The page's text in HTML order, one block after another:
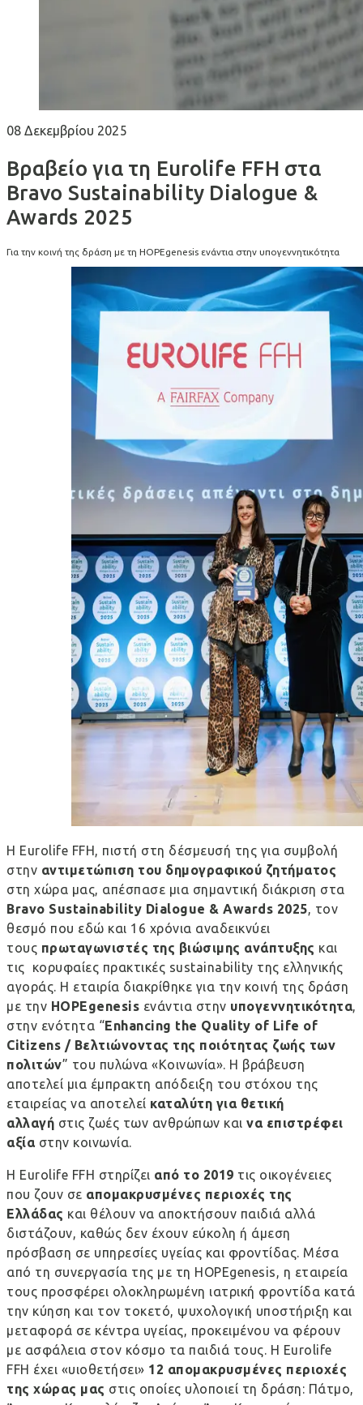
08 Δεκεμβρίου 2025
Βραβείο για τη Eurolife FFH στα
Bravo Sustainability Dialogue &
Awards 2025
Για την κοινή της δράση με τη HOPEgenesis ενάντια στην υπογεννητικότητα
Η Eurolife FFH, πιστή στη δέσμευσή της για συμβολή
στην αντιμετώπιση του δημογραφικού ζητήματος
στη χώρα μας, απέσπασε μια σημαντική διάκριση στα
Bravo Sustainability Dialogue & Awards 2025, τον
θεσμό που εδώ και 16 χρόνια αναδεικνύει
τους πρωταγωνιστές της βιώσιμης ανάπτυξης και
τις κορυφαίες πρακτικές sustainability της ελληνικής
αγοράς. Η εταιρία διακρίθηκε για την κοινή της δράση
με την HOPEgenesis ενάντια στην υπογεννητικότητα,
στην ενότητα “Enhancing the Quality of Life of
Citizens / Βελτιώνοντας της ποιότητας ζωής των
πολιτών” του πυλώνα «Κοινωνία». Η βράβευση
αποτελεί μια έμπρακτη απόδειξη του στόχου της
εταιρείας να αποτελεί καταλύτη για θετική
αλλαγή στις ζωές των ανθρώπων και να επιστρέφει
αξίαστην κοινωνία.
Η Eurolife FFH στηρίζει από το 2019 τις οικογένειες
που ζουν σε απομακρυσμένες περιοχές της
Ελλάδας και θέλουν να αποκτήσουν παιδιά αλλά
διστάζουν, καθώς δεν έχουν εύκολη ή άμεση
πρόσβαση σε υπηρεσίες υγείας και φροντίδας. Μέσα
από τη συνεργασία της με τη HOPEgenesis, η εταιρεία
τους προσφέρει ολοκληρωμένη ιατρική φροντίδα κατά
την κύηση και τον τοκετό, ψυχολογική υποστήριξη και
μεταφορά σε κέντρα υγείας, προκειμένου να φέρουν
με ασφάλεια στον κόσμο τα παιδιά τους. H Eurolife
FFH έχει «υιοθετήσει» 12 απομακρυσμένες περιοχές
της χώρας μας στις οποίες υλοποιεί τη δράση: Πάτμο,